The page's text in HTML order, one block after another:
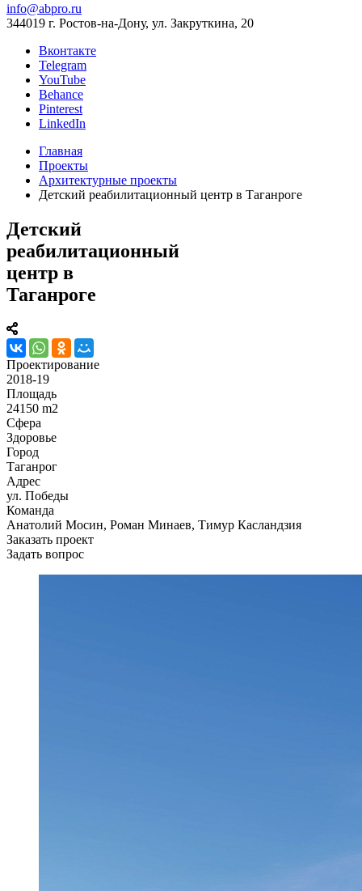
info@abpro.ru
344019 г. Ростов-на-Дону, ул. Закруткина, 20
Вконтакте
Telegram
YouTube
Behance
Pinterest
LinkedIn
Главная
Проекты
Архитектурные проекты
Детский реабилитационный центр в Таганроге
Детский
реабилитационный
центр в
Таганроге
Проектирование
2018-19
Площадь
24150 m2
Сфера
Здоровье
Город
Таганрог
Адрес
ул. Победы
Команда
Анатолий Мосин, Роман Минаев, Тимур Касландзия
Заказать проект
Задать вопрос